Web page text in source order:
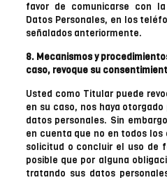
favor de comunicarse con
Datos Personales, en los
señalados anteriormente.
8. Mecanismos y
caso, revoque su
Usted como Titular puede
en su caso, nos haya
datos personales. Sin
en cuenta que no en todos los
solicitud o concluir el uso de
posible que por alguna
tratando sus datos